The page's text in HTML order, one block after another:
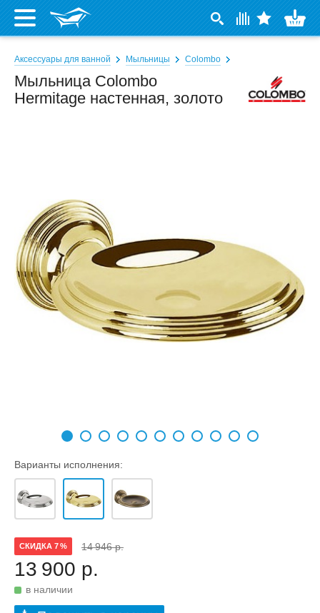
Аксессуары для ванной Мыльницы Colombo
Мыльница Colombo
Hermitage настенная, золото
Варианты исполнения:
СКИДКА 7 % 14 946 р.
13 900 р.
в наличии